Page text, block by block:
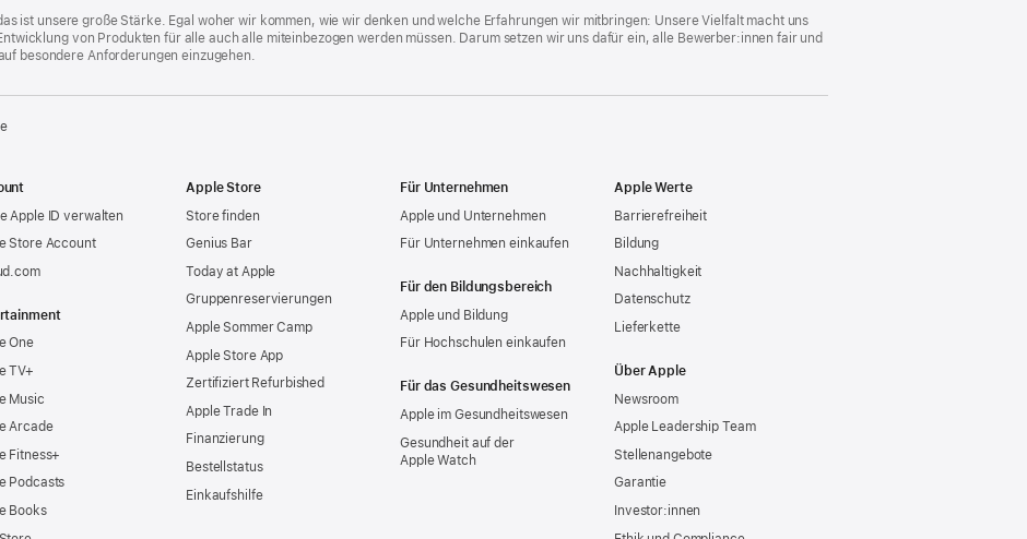
ist unsere große Stärke. Egal woher wir kommen, wie wir denken und welche Erfahrungen wir mitbringen: Unsere Vielfalt macht uns
von Produkten für alle auch alle miteinbezogen werden müssen. Darum setzen wir uns dafür ein, alle Bewerber:innen fair und
besondere Anforderungen einzugehen.
Apple ID verwalten
Store Account
One
TV+
Music
Arcade
Fitness+
Podcasts
Books
Apple Store
Store finden
Genius Bar
Today at Apple
Gruppen­reservierungen
Apple Sommer Camp
Apple Store App
Zertifiziert Refurbished
Apple Trade In
Finanzierung
Bestellstatus
Einkaufshilfe
Für Unternehmen
Apple und Unternehmen
Für Unternehmen einkaufen
Für den Bildungsbereich
Apple und Bildung
Für Hochschulen einkaufen
Für das Gesundheitswesen
Apple im Gesundheitswesen
Gesundheit auf der
Apple Watch
Apple Werte
Barrierefreiheit
Bildung
Nachhaltigkeit
Datenschutz
Lieferkette
Über Apple
Newsroom
Apple Leadership Team
Stellenangebote
Garantie
Investor:innen